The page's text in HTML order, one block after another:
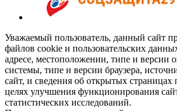
Уважаемый пользователь, данный сайт
файлов cookie и пользовательских
адресе, местоположении, типе и версии
системы, типе и версии браузера,
сайт, и сведения об открытых страницах
целях улучшения функционирования
статистических исследований.